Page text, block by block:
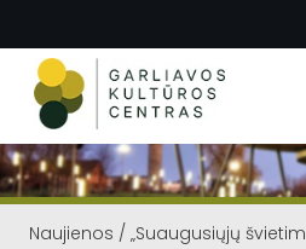
Naujienos / „Suaugusiųjų